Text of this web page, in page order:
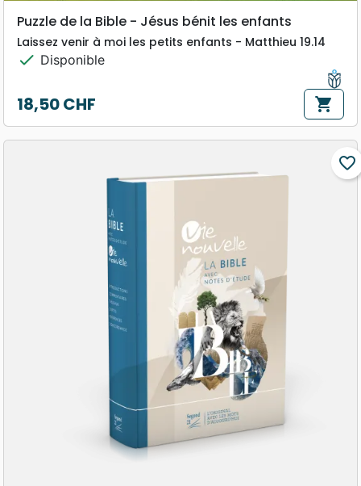
Puzzle de la Bible - Jésus bénit les enfants
Laissez venir à moi les petits enfants - Matthieu 19.14
check Disponible
Prix
18,50 CHF shopping_cart
favorite_border